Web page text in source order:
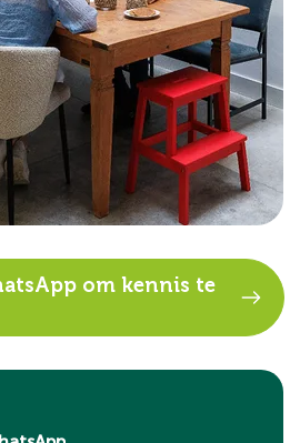
om kennis te